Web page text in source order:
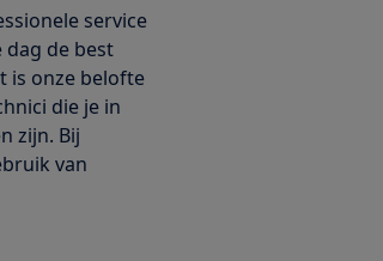
service
de best
is onze belofte
die je in
zijn. Bij
van